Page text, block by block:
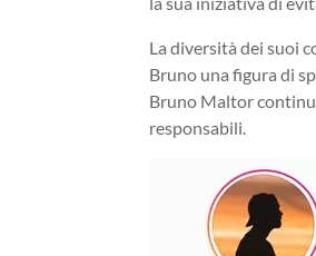
La diversità dei suoi
Bruno una figura di
Bruno Maltor
responsabili.